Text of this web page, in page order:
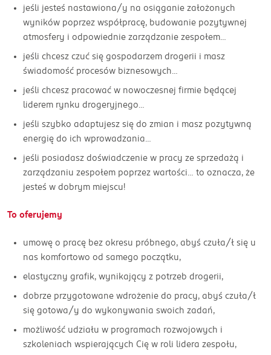
jeśli jesteś nastawiona/y na osiąganie założonych
wyników poprzez współpracę, budowanie pozytywnej
atmosfery i odpowiednie zarządzanie zespołem…
jeśli chcesz czuć się gospodarzem drogerii i masz
świadomość procesów biznesowych…
jeśli chcesz pracować w nowoczesnej firmie będącej
liderem rynku drogeryjnego…
jeśli szybko adaptujesz się do zmian i masz pozytywną
energię do ich wprowadzania…
jeśli posiadasz doświadczenie w pracy ze sprzedażą i
zarządzaniu zespołem poprzez wartości… to oznacza, że
jesteś w dobrym miejscu!
To oferujemy
umowę o pracę bez okresu próbnego, abyś czuła/ł się u
nas komfortowo od samego początku,
elastyczny grafik, wynikający z potrzeb drogerii,
dobrze przygotowane wdrożenie do pracy, abyś czuła/ł
się gotowa/y do wykonywania swoich zadań,
możliwość udziału w programach rozwojowych i
szkoleniach wspierających Cię w roli lidera zespołu,